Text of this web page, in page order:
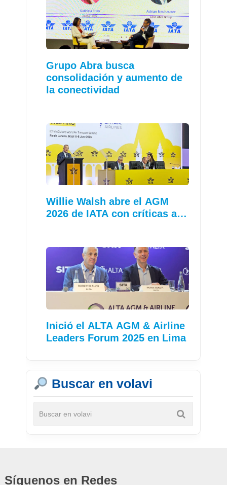
Grupo Abra busca
consolidación y aumento de
la conectividad
Willie Walsh abre el AGM
2026 de IATA con críticas a…
Inició el ALTA AGM & Airline
Leaders Forum 2025 en Lima
Buscar en volavi
Síguenos en Redes